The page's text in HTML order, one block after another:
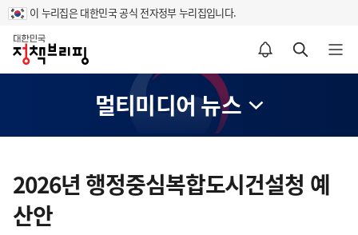
이 누리집은 대한민국 공식 전자정부 누리집입니다.
홈
알림설정 바로가기 검색 바로가기 메뉴 열기
멀티미디어 뉴스
텐
츠
영
2026년 행정중심복합도시건설청 예
산안